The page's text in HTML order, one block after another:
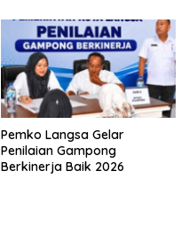
Pemko Langsa Gelar
Penilaian Gampong
Berkinerja Baik 2026